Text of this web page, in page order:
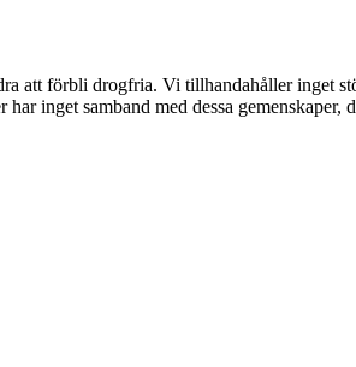
att förbli drogfria. Vi tillhandahåller inget
inget samband med dessa gemenskaper,